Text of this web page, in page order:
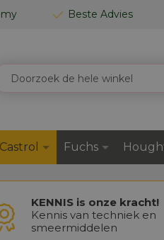
Beste Advies
Castrol Fuchs
KENNIS is onze kracht!
Kennis van techniek en
smeermiddelen